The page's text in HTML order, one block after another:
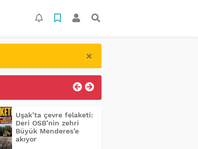
×
Uşak’ta çevre felaketi:
Deri OSB’nin zehri
Büyük Menderes’e
akıyor